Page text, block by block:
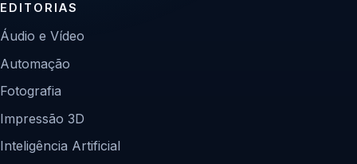
EDITORIAS
Áudio e Vídeo
Automação
Fotografia
Impressão 3D
Inteligência Artificial